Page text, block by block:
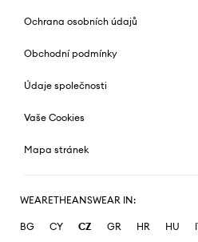
Ochrana osobních údajů
Obchodní podmínky
Údaje společnosti
Vaše Cookies
Mapa stránek
WEARETHEANSWEAR IN:
BG CY CZ GR HR HU